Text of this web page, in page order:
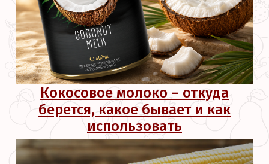
Кокосовое молоко – откуда
берется, какое бывает и как
использовать